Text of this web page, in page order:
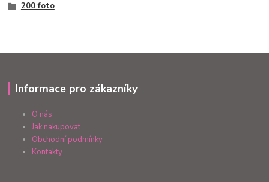
200 foto
Informace pro zákazníky
O nás
Jak nakupovat
Obchodní podmínky
Kontakty